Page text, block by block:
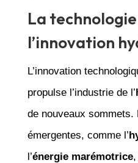
La
l’innovation
L’innovation
propulse l’industrie de l’
de nouveaux sommets.
émergentes, comme l’
l’énergie marémotrice,